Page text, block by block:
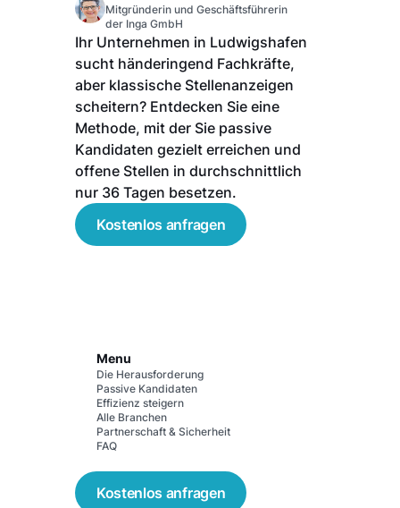
Mitgründerin und Geschäftsführerin
der Inga GmbH
Ihr Unternehmen in Ludwigshafen
sucht händeringend Fachkräfte,
aber klassische Stellenanzeigen
scheitern? Entdecken Sie eine
Methode, mit der Sie passive
Kandidaten gezielt erreichen und
offene Stellen in durchschnittlich
nur 36 Tagen besetzen.
Kostenlos anfragen
Menu
Die Herausforderung
Passive Kandidaten
Effizienz steigern
Alle Branchen
Partnerschaft & Sicherheit
FAQ
Kostenlos anfragen